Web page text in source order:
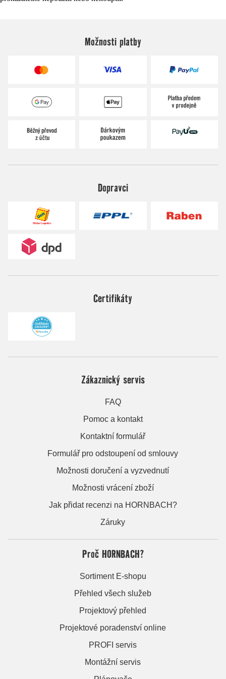
Možnosti platby
Dopravci
Certifikáty
Zákaznický servis
FAQ
Pomoc a kontakt
Kontaktní formulář
Formulář pro odstoupení od smlouvy
Možnosti doručení a vyzvednutí
Možnosti vrácení zboží
Jak přidat recenzi na HORNBACH?
Záruky
Proč HORNBACH?
Sortiment E-shopu
Přehled všech služeb
Projektový přehled
Projektové poradenství online
PROFI servis
Montážní servis